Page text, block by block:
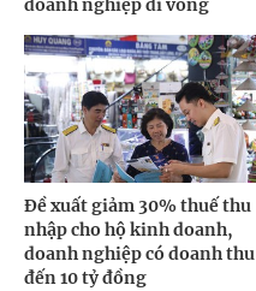
doanh nghiệp đi vòng
Đề xuất giảm 30% thuế thu
nhập cho hộ kinh doanh,
doanh nghiệp có doanh thu
đến 10 tỷ đồng